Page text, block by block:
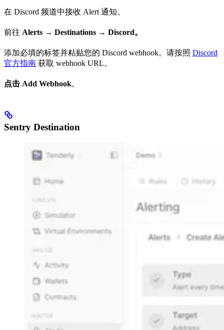
在 Discord 频道中接收 Alert 通知。
前往 Alerts → Destinations → Discord。
添加必填的标签并粘贴您的 Discord webhook。请按照 Discord
官方指南 获取 webhook URL。
点击 Add Webhook。
Sentry Destination